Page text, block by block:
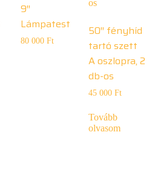
9″
Lámpatest
80 000Ft
50″ fényhíd
tartó szett
A oszlopra, 2
db-os
45 000 Ft
Tovább
olvasom